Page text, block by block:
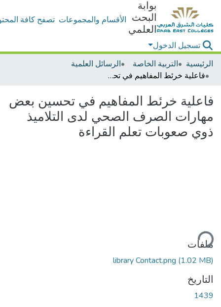
بوابة
البحث
العلمي
الأقسام والمجموعات تصفح كافة
تسجيل الدخول
الرئيسية
التربية الخاصة
الرسائل العلمية
فاعلية خرئط المفاهيم في تحسين بعض مهارات الصرف الصحي لدى التلاميذ ذوي صعوبات تعلم القراءة
فاعلية خرئط المفاهيم في تحسين بعض
مهارات الصرف الصحي لدى التلاميذ
ذوي صعوبات تعلم القراءة
ملفات
library Contact.png (1.02 MB)
التاريخ
1439